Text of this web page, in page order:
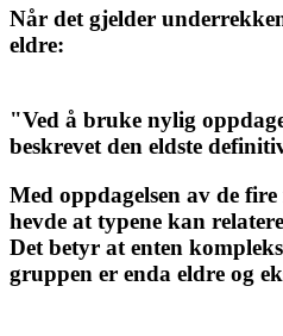
Når det gjelder
eldre:
"Ved å bruke nylig
beskrevet den eldste
Med oppdagelsen av de
hevde at typene kan
Det betyr at enten
gruppen er enda eldre og